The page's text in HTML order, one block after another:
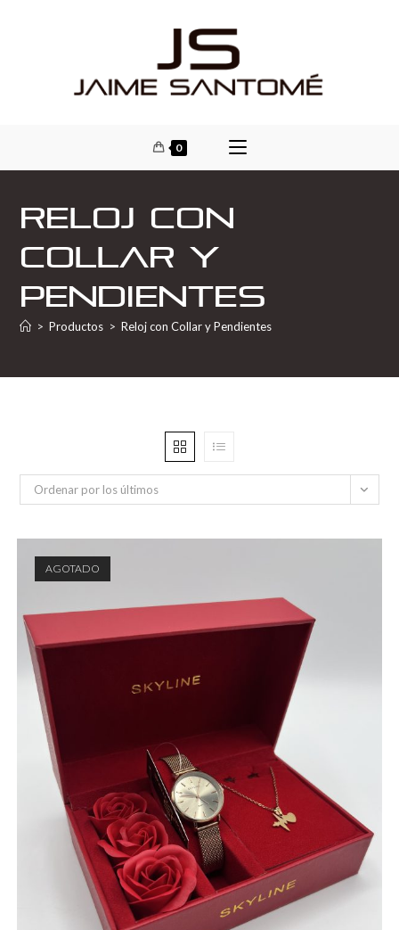
0
Reloj con
Collar y
Pendientes
> Productos > Reloj con Collar y Pendientes
Ordenar por los últimos
AGOTADO